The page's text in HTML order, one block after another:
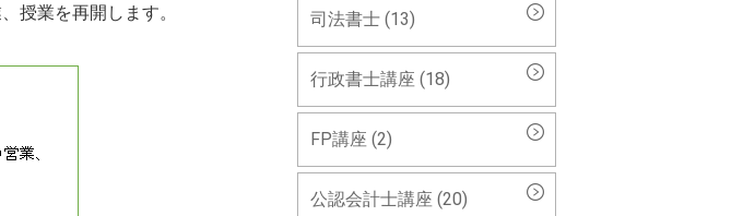
授業を再開します。
司法書士 (13)
行政書士講座 (18)
FP講座 (2)
公認会計士講座 (20)